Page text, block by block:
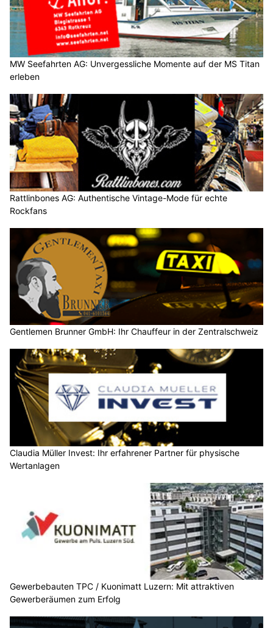
MW Seefahrten AG: Unvergessliche Momente auf der MS Titan
erleben
Rattlinbones AG: Authentische Vintage-Mode für echte
Rockfans
Gentlemen Brunner GmbH: Ihr Chauffeur in der Zentralschweiz
Claudia Müller Invest: Ihr erfahrener Partner für physische
Wertanlagen
Gewerbebauten TPC / Kuonimatt Luzern: Mit attraktiven
Gewerberäumen zum Erfolg